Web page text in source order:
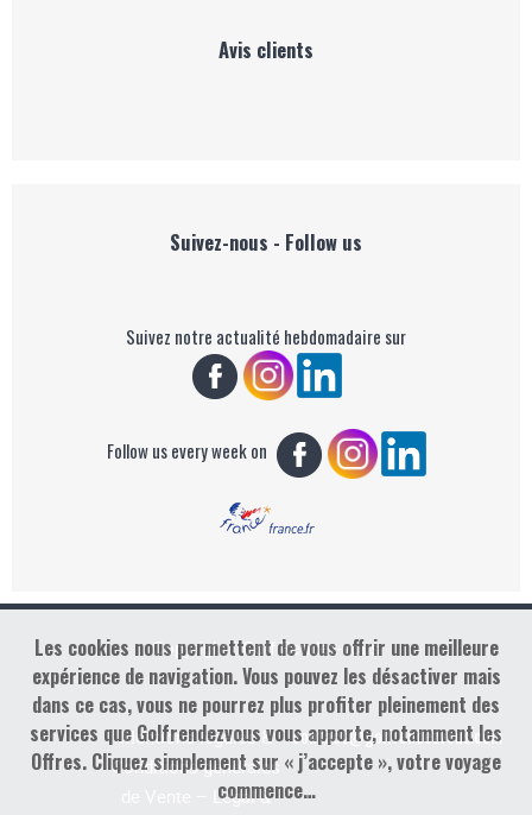
Avis clients
Suivez-nous - Follow us
Suivez notre actualité hebdomadaire sur
Follow us every week on
Copyright : Golf Rendez-vous
Mentions légales &
Conditions générales
de Vente – Legal &
contact@golfrendezvous.com
Les cookies nous permettent de vous offrir une meilleure
expérience de navigation. Vous pouvez les désactiver mais
dans ce cas, vous ne pourrez plus profiter pleinement des
services que Golfrendezvous vous apporte, notamment les
Offres. Cliquez simplement sur « j’accepte », votre voyage
commence…